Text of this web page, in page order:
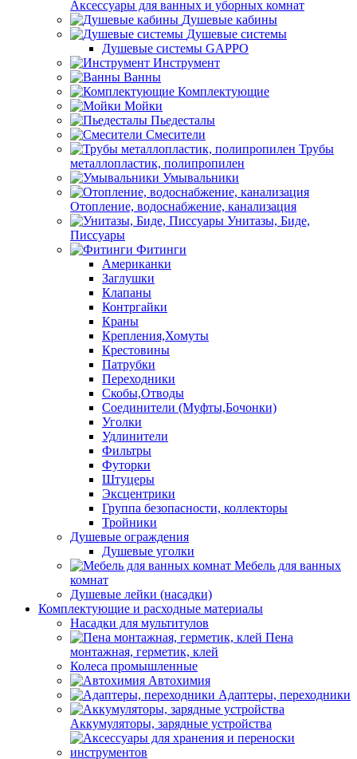
Аксессуары для ванных и уборных комнат
Душевые кабины
Душевые системы
Душевые системы GAPPO
Инструмент
Ванны
Комплектующие
Мойки
Пьедесталы
Смесители
Трубы
металлопластик, полипропилен
Умывальники
Отопление, водоснабжение, канализация
Унитазы, Биде,
Писсуары
Фитинги
Американки
Заглушки
Клапаны
Контргайки
Краны
Крепления,Хомуты
Крестовины
Патрубки
Переходники
Скобы,Отводы
Соединители (Муфты,Бочонки)
Уголки
Удлинители
Фильтры
Футорки
Штуцеры
Эксцентрики
Группа безопасности, коллекторы
Тройники
Душевые ограждения
Душевые уголки
Мебель для ванных
комнат
Душевые лейки (насадки)
Комплектующие и расходные материалы
Насадки для мультитулов
Пена
монтажная, герметик, клей
Колеса промышленные
Автохимия
Адаптеры, переходники
Аккумуляторы, зарядные устройства